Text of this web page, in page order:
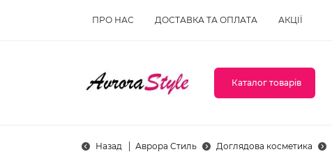
ПРО НАС ДОСТАВКА ТА ОПЛАТА АКЦІЇ
Каталог товарів
Назад Аврора Стиль Доглядова косметика